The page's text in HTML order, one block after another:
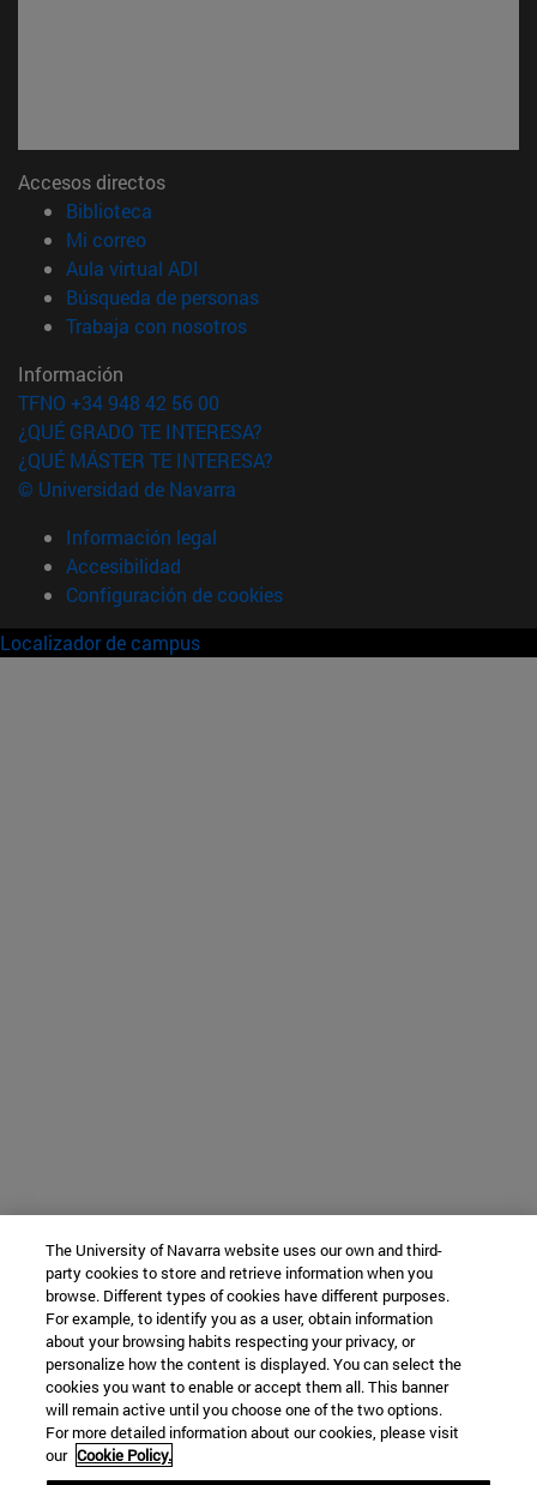
Accesos directos
Biblioteca
Mi correo(abre en nueva ventana)
Aula virtual ADI
Búsqueda de personas(abre en nueva ventana)
Trabaja con nosotros(abre en nueva ventana)
Información
TFNO +34 948 42 56 00
¿QUÉ GRADO TE INTERESA?
¿QUÉ MÁSTER TE INTERESA?
© Universidad de Navarra
Información legal
Accesibilidad
Configuración de cookies
Localizador de campus
The University of Navarra website uses our own and third-
party cookies to store and retrieve information when you
browse. Different types of cookies have different purposes.
For example, to identify you as a user, obtain information
about your browsing habits respecting your privacy, or
personalize how the content is displayed. You can select the
cookies you want to enable or accept them all. This banner
will remain active until you choose one of the two options.
For more detailed information about our cookies, please visit
our Cookie Policy.